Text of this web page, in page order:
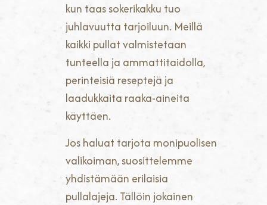
kun taas sokerikakku tuo
juhlavuutta tarjoiluun. Meillä
kaikki pullat valmistetaan
tunteella ja ammattitaidolla,
perinteisiä reseptejä ja
laadukkaita raaka-aineita
käyttäen.
Jos haluat tarjota monipuolisen
valikoiman, suosittelemme
yhdistämään erilaisia
pullalajeja. Tällöin jokainen